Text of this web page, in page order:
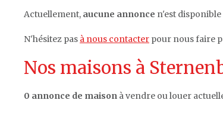
Actuellement, aucune annonce n'est
N'hésitez pas à nous contacter pour nous faire
Nos maisons à
0 annonce de maison à vendre ou louer